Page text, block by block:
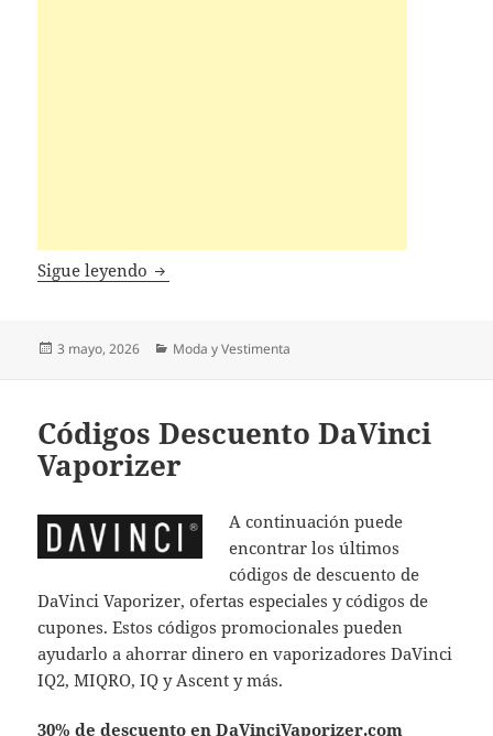
Sigue leyendo Códigos Descuento Gymboree
Publicado
3 mayo, 2026 Categorías
Moda y Vestimenta
Códigos Descuento DaVinci
Vaporizer
A continuación puede
encontrar los últimos
códigos de descuento de
DaVinci Vaporizer, ofertas especiales y códigos de
cupones. Estos códigos promocionales pueden
ayudarlo a ahorrar dinero en vaporizadores DaVinci
IQ2, MIQRO, IQ y Ascent y más.
30% de descuento en DaVinciVaporizer.com